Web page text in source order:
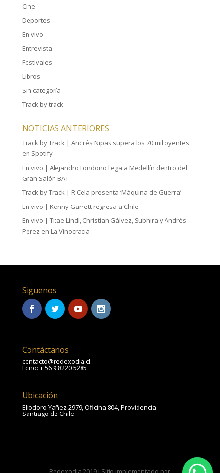
Cine
Deportes
En vivo
Entrevista
Festivales
Libros
Sin categoría
Track by track
NOTICIAS ANTERIORES
Track by Track | Andrés Nipas supera los 70 mil oyentes
en Spotify
En vivo | Alejandro Londoño llega a Medellín dentro del
Gran Salón BAT
Track by Track | R.Cela presenta ‘Máquina de Guerra’
En vivo | Kenny Garrett regresa a Chile
En vivo | Titae Lindl, Christian Gálvez, Subhira y Andrés
Pérez en La Vinocracia
Siguenos
Contáctanos
contacto@redexodia.cl
Fono: + 56 9 8220 5285
Ubicación
Eliodoro Yañez 2979, Oficina 804, Providencia
Santiago de Chile
Redexodia 2019 I Sitio implementado por